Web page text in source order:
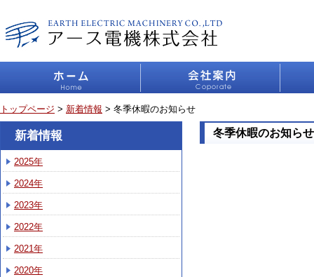
トップページ > 新着情報 > 冬季休暇のお知らせ
冬季休暇のお知らせ
新着情報
2025年
2024年
2023年
2022年
2021年
2020年